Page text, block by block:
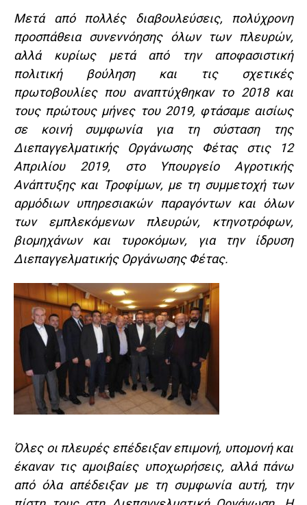
Μετά από πολλές διαβουλεύσεις, πολύχρονη
προσπάθεια συνεννόησης όλων των πλευρών,
αλλά κυρίως μετά από την αποφασιστική
πολιτική βούληση και τις σχετικές
πρωτοβουλίες που αναπτύχθηκαν το 2018 και
τους πρώτους μήνες του 2019, φτάσαμε αισίως
σε κοινή συμφωνία για τη σύσταση της
Διεπαγγελματικής Οργάνωσης Φέτας στις 12
Απριλίου 2019, στο Υπουργείο Αγροτικής
Ανάπτυξης και Τροφίμων, με τη συμμετοχή των
αρμόδιων υπηρεσιακών παραγόντων και όλων
των εμπλεκόμενων πλευρών, κτηνοτρόφων,
βιομηχάνων και τυροκόμων, για την ίδρυση
Διεπαγγελματικής Οργάνωσης Φέτας.
Όλες οι πλευρές επέδειξαν επιμονή, υπομονή και
έκαναν τις αμοιβαίες υποχωρήσεις, αλλά πάνω
από όλα απέδειξαν με τη συμφωνία αυτή, την